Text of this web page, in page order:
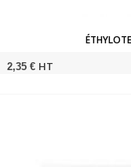
2,35 € HT